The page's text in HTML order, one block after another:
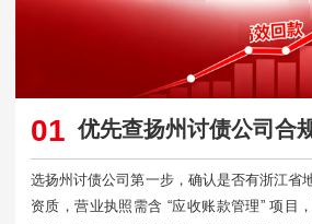
01 优先查扬州讨债公司合
选扬州讨债公司第一步，确认是否有浙江省
资质，营业执照需含 “应收账款管理” 项目